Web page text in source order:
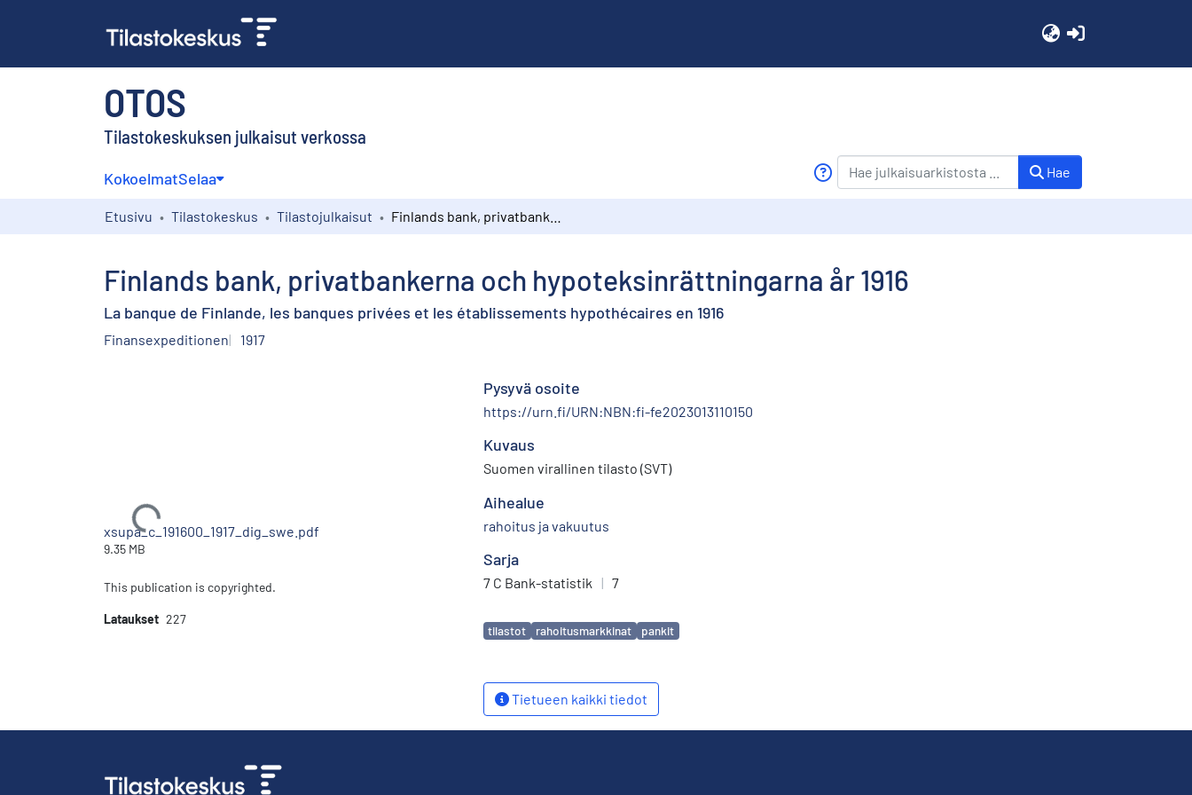
OTOS
Tilastokeskuksen julkaisut verkossa
KokoelmatSelaa Hae
Etusivu Tilastokeskus Tilastojulkaisut
Finlands bank, privatbankerna och hypoteksinrättningarna år 1916
La banque de Finlande, les banques privées et les établissements hypothécaires en 1916
Finansexpeditionen 1917
Ladataan...
xsupa_c_191600_1917_dig_swe.pdf
9.35 MB
This publication is copyrighted.
Lataukset 227
Pysyvä osoite
https://urn.fi/URN:NBN:fi-fe2023013110150
Kuvaus
Suomen virallinen tilasto (SVT)
Aihealue
rahoitus ja vakuutus
Sarja
7 C Bank-statistik | 7
Avainsanat
tilastot rahoitusmarkkinat pankit
Tietueen kaikki tiedot